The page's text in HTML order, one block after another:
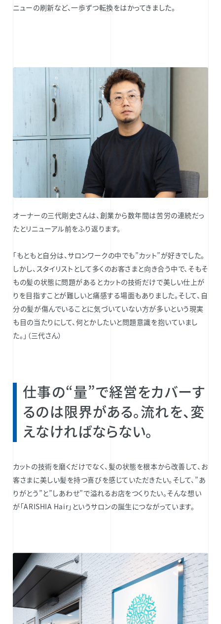
ニューの刷新など、一歩ずつ転換をはかってきました。
オーナーの三代剛史さんは、創業から数年間は苦労の連続だっ
たとリニューアル前をふり返ります。
「もともと自分は、サロンワークの中でも”カット”が好きでした。
しかし、スタイリストとして多くのお客さまと向き合う中で、そもそ
もの髪の状態に問題があるとカットの技術だけで美しい仕上が
りを目指すことが難しいと痛感する場面もありました。そして、自
分の髪が傷んでいることに気づいていない方が多いという現実
も目の当たりにして、何とかしたいと問題意識を抱いていまし
た。」（三代さん）
仕事の“量”で経営をカバーす
るのは限界がある。流れを、変
えなければならない。
カットの技術を磨くだけでなく、髪の状態を根本から改善して、お
客さまに美しい髪を持つ喜びを感じていただきたい。そして、”あ
りがとう”と”しあわせ”で溢れるお店をつくりたい。そんな想い
が「ARISHIA Hair」というサロンの誕生につながっています。